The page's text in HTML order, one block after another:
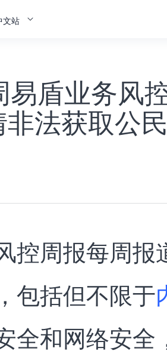
文站
易盾业务风
法获取公
控周报每周报
包括但不限于
全和网络安全